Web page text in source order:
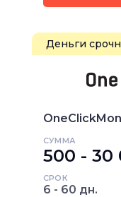
Деньги
СУММА
500 - 30
СРОК
6 - 60 дн.